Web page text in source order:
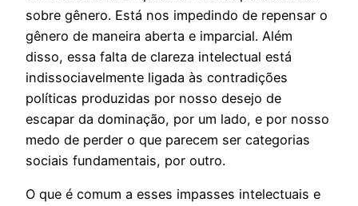
sobre gênero. Está nos impedindo de repensar o
gênero de maneira aberta e imparcial. Além
disso, essa falta de clareza intelectual está
indissociavelmente ligada às contradições
políticas produzidas por nosso desejo de
escapar da dominação, por um lado, e por nosso
medo de perder o que parecem ser categorias
sociais fundamentais, por outro.
O que é comum a esses impasses intelectuais e